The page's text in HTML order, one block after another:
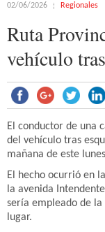
02/06/2026 Regionales
Ruta
vehículo
El conductor de una
del vehículo tras
mañana de este
El hecho ocurrió en
la avenida
sería empleado de
lugar.